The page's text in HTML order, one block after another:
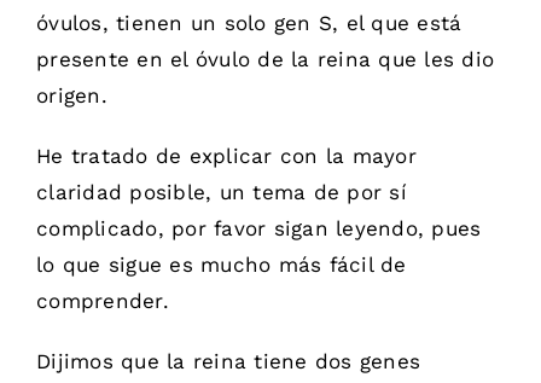
óvulos, tienen un solo gen S, el que está
presente en el óvulo de la reina que les dio
origen.
He tratado de explicar con la mayor
claridad posible, un tema de por sí
complicado, por favor sigan leyendo, pues
lo que sigue es mucho más fácil de
comprender.
Dijimos que la reina tiene dos genes